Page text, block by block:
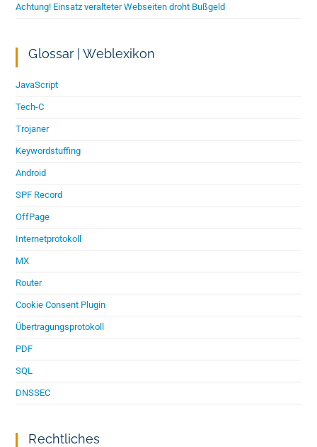
Achtung! Einsatz veralteter Webseiten droht Bußgeld
Glossar | Weblexikon
JavaScript
Tech-C
Trojaner
Keywordstuffing
Android
SPF Record
OffPage
Internetprotokoll
MX
Router
Cookie Consent Plugin
Übertragungsprotokoll
PDF
SQL
DNSSEC
Rechtliches